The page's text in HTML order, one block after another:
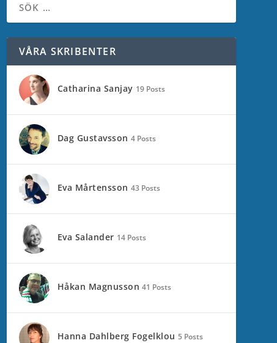
VÅRA SKRIBENTER
Catharina Sanjay 19 Posts
Dag Gustavsson 4 Posts
Eva Mårtensson 43 Posts
Eva Salander 14 Posts
Håkan Magnusson 41 Posts
Hanna Dahlberg Fogelklou 5 Posts